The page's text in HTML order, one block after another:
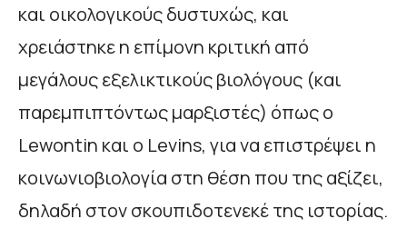
και οικολογικούς δυστυχώς, και
χρειάστηκε η επίμονη κριτική από
μεγάλους εξελικτικούς βιολόγους (και
παρεμπιπτόντως μαρξιστές) όπως ο
Lewontin και ο Levins, για να επιστρέψει η
κοινωνιοβιολογία στη θέση που της αξίζει,
δηλαδή στον σκουπιδοτενεκέ της ιστορίας.